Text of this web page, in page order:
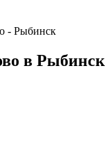
- Рыбинск
в Рыбинск